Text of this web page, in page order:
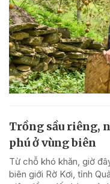
Trồng sầu riêng,
phú ở vùng biên
Từ chỗ khó khăn, giờ
biên giới Rờ Kơi, tỉnh